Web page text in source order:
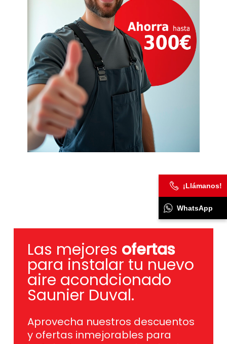
Las mejores ofertas
para instalar tu nuevo
aire acondcionado
Saunier Duval.
Aprovecha nuestros descuentos
y ofertas inmejorables para
¡Llámanos!
WhatsApp